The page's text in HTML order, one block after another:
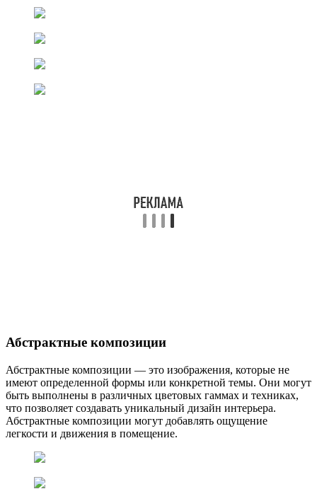
Абстрактные композиции
Абстрактные композиции — это изображения, которые не
имеют определенной формы или конкретной темы. Они могут
быть выполнены в различных цветовых гаммах и техниках,
что позволяет создавать уникальный дизайн интерьера.
Абстрактные композиции могут добавлять ощущение
легкости и движения в помещение.